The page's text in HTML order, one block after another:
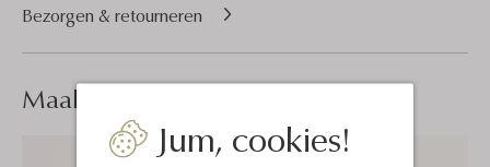
Jum, cookies!
Bezorgen & retourneren
Maak je